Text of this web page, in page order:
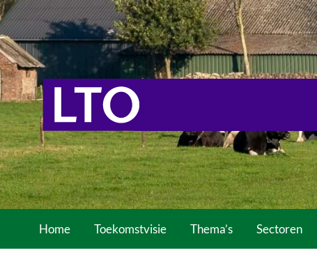
Home Toekomstvisie Thema’s Sectoren